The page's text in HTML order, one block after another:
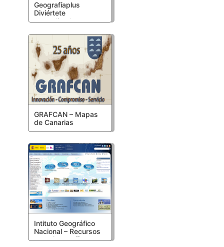
Geografíaplus
Diviértete
aprendiendo
GRAFCAN – Mapas
de Canarias
Intituto Geográfico
Nacional – Recursos
para Geografía